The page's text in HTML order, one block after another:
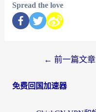
Spread the love
← 前一篇文章
免费回国加速器